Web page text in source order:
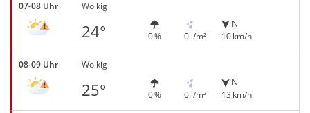
07-08 Uhr Wolkig
24° 0 % 0 l/m²
N
10 km/h
08-09 Uhr Wolkig
25° 0 % 0 l/m²
N
13 km/h